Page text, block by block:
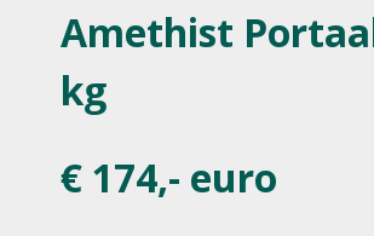
Amethist
kg
€ 174,- euro